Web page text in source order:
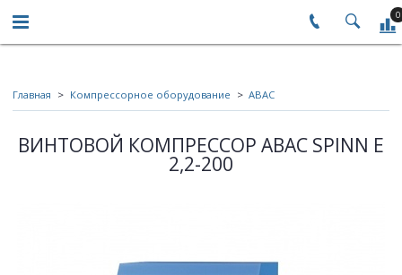
0
Главная Компрессорное оборудование ABAC
ВИНТОВОЙ КОМПРЕССОР ABAC SPINN E
2,2-200